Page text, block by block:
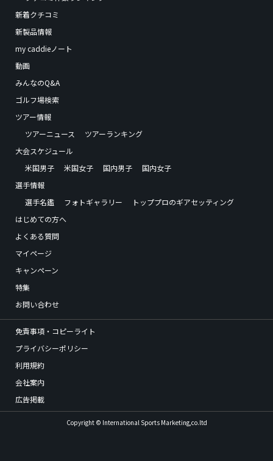
新着クチコミ
新製品情報
my caddieノート
動画
みんなのQ&A
ゴルフ場検索
ツアー情報
ツアーニュース
ツアーランキング
大会スケジュール
米国男子
米国女子 国内男子
国内女子
選手情報
選手名鑑
フォトギャラリー
トッププロのギアセッティング
はじめての方へ
よくある質問
マイページ
キャンペーン
特集
お問い合わせ
免責事項・コピーライト
プライバシーポリシー
利用規約
会社案内
広告掲載
Copyright © International Sports Marketing,co.ltd